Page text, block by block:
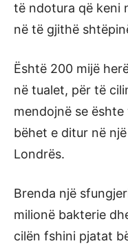
të ndotura që keni
në të gjithë
Është 200 mijë
në tualet, për të
mendojnë se
bëhet e ditur në
Londrës.
Brenda një
milionë bakterie
cilën fshini pjatat